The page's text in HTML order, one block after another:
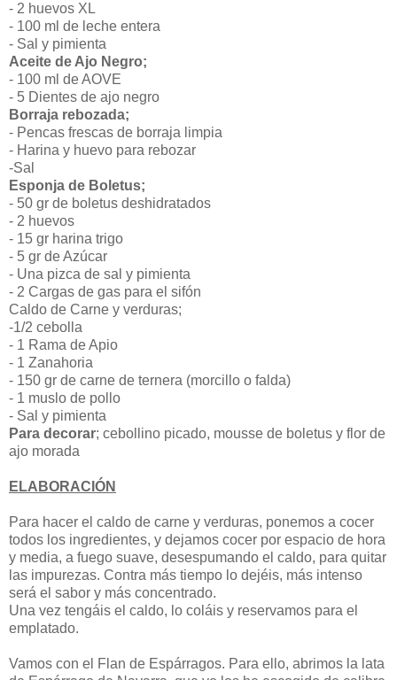
- 2 huevos XL
- 100 ml de leche entera
- Sal y pimienta
Aceite de Ajo Negro;
- 100 ml de AOVE
- 5 Dientes de ajo negro
Borraja rebozada;
- Pencas frescas de borraja limpia
- Harina y huevo para rebozar
-Sal
Esponja de Boletus;
- 50 gr de boletus deshidratados
- 2 huevos
- 15 gr harina trigo
- 5 gr de Azúcar
- Una pizca de sal y pimienta
- 2 Cargas de gas para el sifón
Caldo de Carne y verduras;
-1/2 cebolla
- 1 Rama de Apio
- 1 Zanahoria
- 150 gr de carne de ternera (morcillo o falda)
- 1 muslo de pollo
- Sal y pimienta
Para decorar; cebollino picado, mousse de boletus y flor de
ajo morada
ELABORACIÓN
Para hacer el caldo de carne y verduras, ponemos a cocer
todos los ingredientes, y dejamos cocer por espacio de hora
y media, a fuego suave, desespumando el caldo, para quitar
las impurezas. Contra más tiempo lo dejéis, más intenso
será el sabor y más concentrado.
Una vez tengáis el caldo, lo coláis y reservamos para el
emplatado.
Vamos con el Flan de Espárragos. Para ello, abrimos la lata